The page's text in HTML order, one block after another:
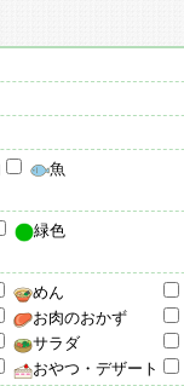
魚
緑色
めん
お肉のおかず
サラダ
おやつ・デザート